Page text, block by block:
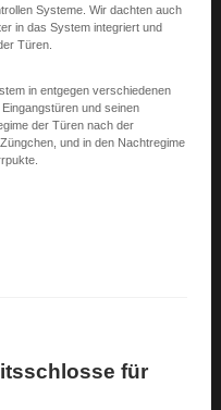
Systeme. Wir dachten auch
in das System integriert und
Türen.
in entgegen verschiedenen
und seinen
der Türen nach der
und in den Nachtregime
für